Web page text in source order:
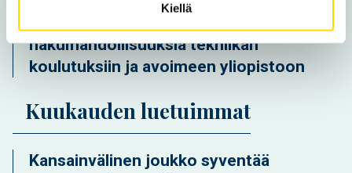
Kiellä
hakumahdollisuuksia tekniikan
koulutuksiin ja avoimeen yliopistoon
Kuukauden luetuimmat
Kansainvälinen joukko syventää